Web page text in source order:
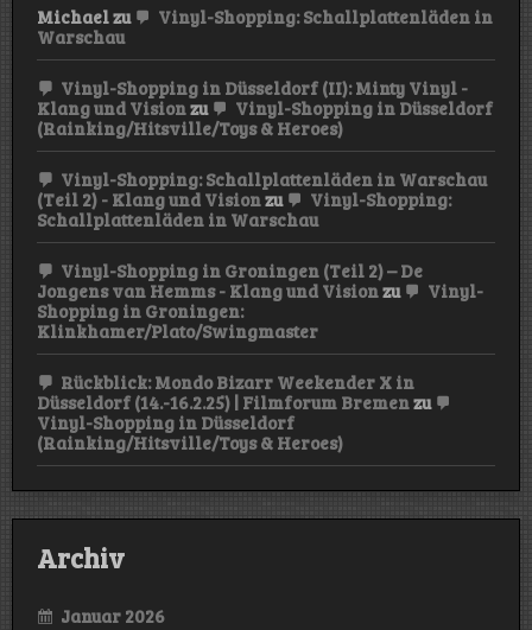
Michaelzu
Vinyl-Shopping: Schallplattenläden in
Warschau
Vinyl-Shopping in Düsseldorf (II): Minty Vinyl -
Klang und Visionzu
Vinyl-Shopping in Düsseldorf
(Rainking/Hitsville/Toys & Heroes)
Vinyl-Shopping: Schallplattenläden in Warschau
(Teil 2) - Klang und Visionzu
Vinyl-Shopping:
Schallplattenläden in Warschau
Vinyl-Shopping in Groningen (Teil 2) – De
Jongens van Hemms - Klang und Visionzu
Vinyl-
Shopping in Groningen:
Klinkhamer/Plato/Swingmaster
Rückblick: Mondo Bizarr Weekender X in
Düsseldorf (14.-16.2.25) | Filmforum Bremenzu
Vinyl-Shopping in Düsseldorf
(Rainking/Hitsville/Toys & Heroes)
Archiv
Januar 2026